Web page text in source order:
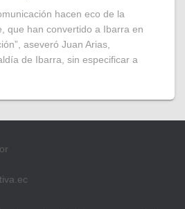
hacen eco de la
que han convertido a Ibarra en
aseveró Juan Arias,
de Ibarra, sin especificar a